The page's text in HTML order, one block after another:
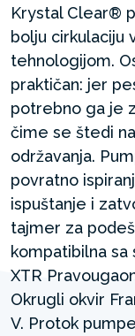
Krystal Clear®
bolju cirkulaciju
tehnologijom.
praktičan: jer
potrebno ga je
čime se štedi
održavanja.
povratno
ispuštanje i
tajmer za
kompatibilna sa
XTR
Okrugli okvir
V. Protok